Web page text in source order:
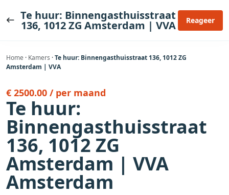
naar Te huur: Binnengasthuisstraat
136, 1012 ZG Amsterdam | VVA Reageer
Home · Kamers ·Te huur: Binnengasthuisstraat 136, 1012 ZG
Amsterdam | VVA
€ 2500.00 / per maand
Te huur:
Binnengasthuisstraat
136, 1012 ZG
Amsterdam | VVA
Amsterdam